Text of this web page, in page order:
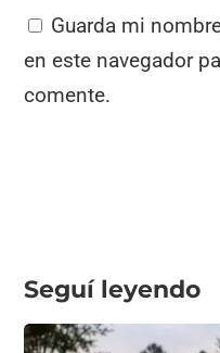
Guarda mi
en este navegador
comente.
Seguí leyendo